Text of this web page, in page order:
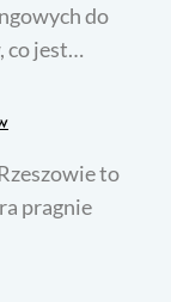
do
co jest…
to
pragnie